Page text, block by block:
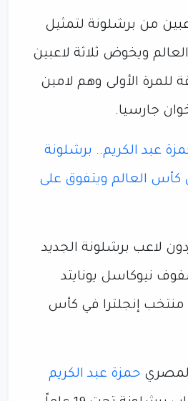
من برشلونة لتمثيل
ويخوض ثلاثة لاعبين
للمرة الأولى وهم لامين
جارسيا.
عبد الكريم.. برشلونة
كأس العالم ويتفوق على
لاعب برشلونة الجديد
نيوكاسل يونايتد
منتخب إنجلترا في كأس
حمزة عبد الكريم